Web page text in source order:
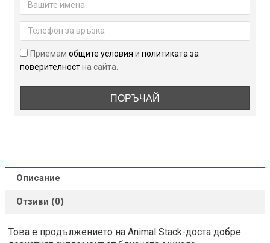
M-
STAK
21
пакета
Приемамобщите условияиполитиката за
поверителностна сайта.
ПОРЪЧАЙ
Описание
Отзиви (0)
Toвa e пpoдължeниeтo нa Animal Stack-дocтa дoбpe